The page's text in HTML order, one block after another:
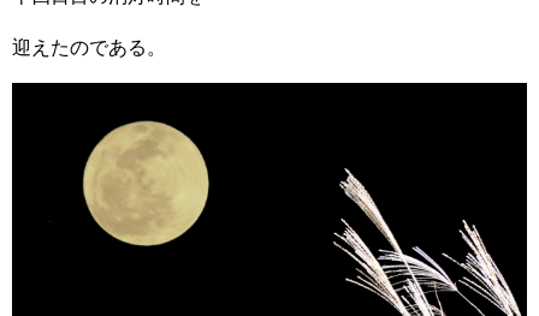
迎えたのである。